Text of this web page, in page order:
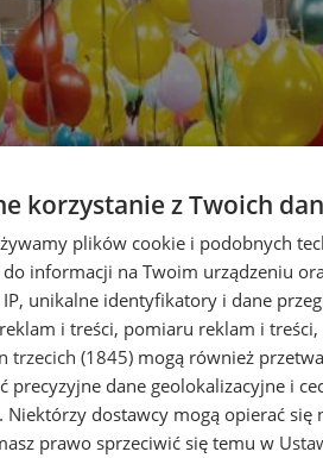
korzystanie z Twoich
plików cookie i podobnych
informacji na Twoim urządzeniu
unikalne identyfikatory i dane
i treści, pomiaru reklam i
trzecich (1845) mogą również
precyzyjne dane geolokalizacyjne i
Niektórzy dostawcy mogą opierać
prawo sprzeciwić się temu w